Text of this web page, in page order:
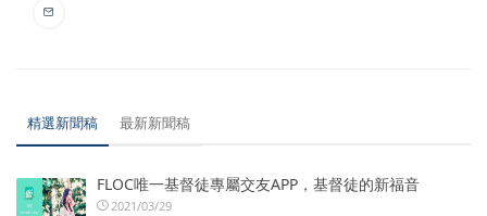
精選新聞稿 最新新聞稿
FLOC唯一基督徒專屬交友APP，基督徒的新福音
2021/03/29